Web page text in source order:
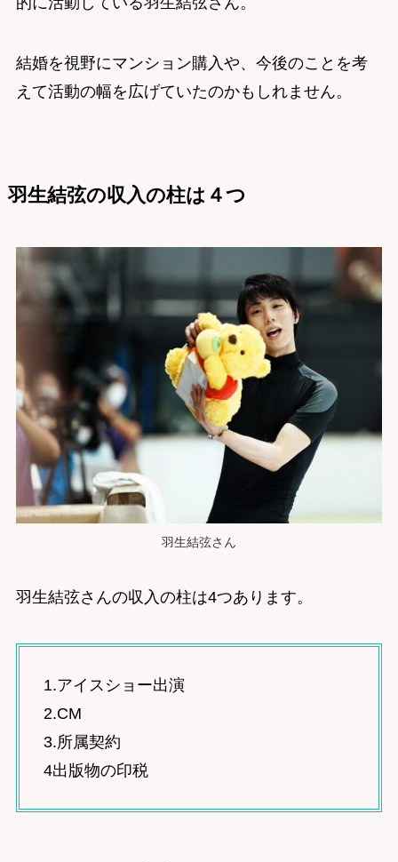
結婚を視野にマンション購入や、今後のことを考
えて活動の幅を広げていたのかもしれません。
羽生結弦の収入の柱は４つ
羽生結弦さん
羽生結弦さんの収入の柱は4つあります。
1.アイスショー出演
2.CM
3.所属契約
4出版物の印税